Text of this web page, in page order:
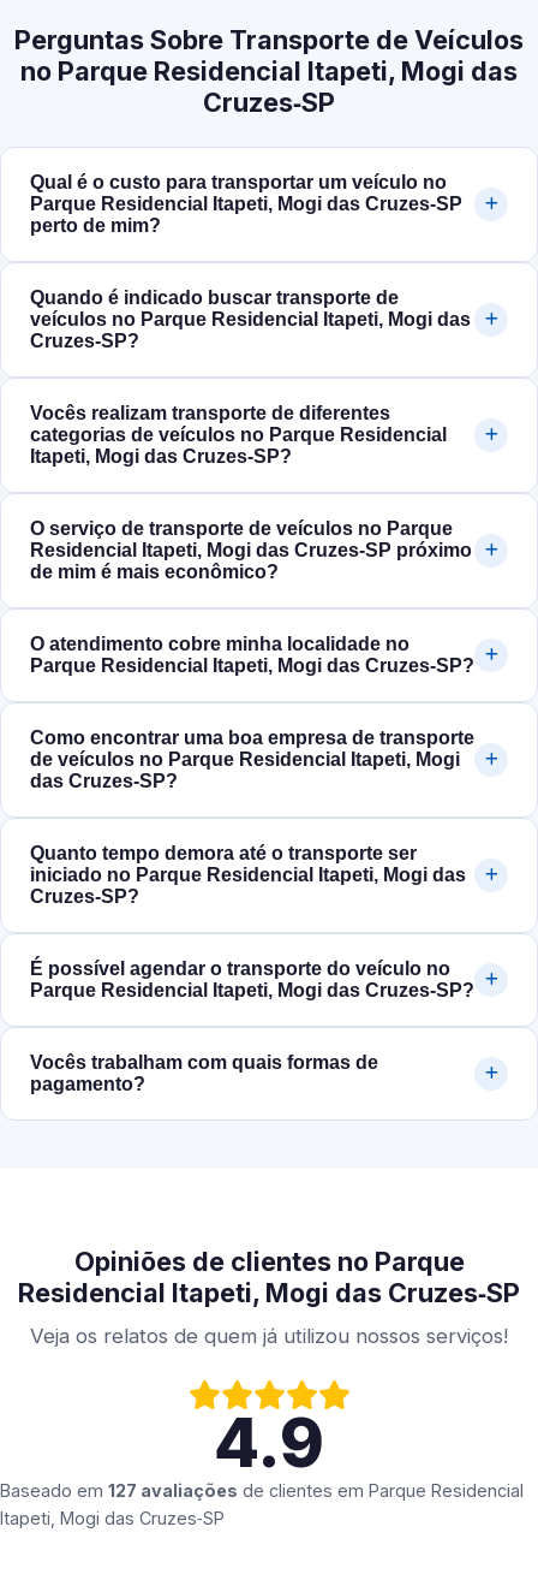
Perguntas Sobre Transporte de Veículos
no Parque Residencial Itapeti, Mogi das
Cruzes‑SP
Qual é o custo para transportar um veículo no
Parque Residencial Itapeti, Mogi das Cruzes‑SP
perto de mim?
Quando é indicado buscar transporte de
veículos no Parque Residencial Itapeti, Mogi das
Cruzes‑SP?
Vocês realizam transporte de diferentes
categorias de veículos no Parque Residencial
Itapeti, Mogi das Cruzes‑SP?
O serviço de transporte de veículos no Parque
Residencial Itapeti, Mogi das Cruzes‑SP próximo
de mim é mais econômico?
O atendimento cobre minha localidade no
Parque Residencial Itapeti, Mogi das Cruzes‑SP?
Como encontrar uma boa empresa de transporte
de veículos no Parque Residencial Itapeti, Mogi
das Cruzes‑SP?
Quanto tempo demora até o transporte ser
iniciado no Parque Residencial Itapeti, Mogi das
Cruzes‑SP?
É possível agendar o transporte do veículo no
Parque Residencial Itapeti, Mogi das Cruzes‑SP?
Vocês trabalham com quais formas de
pagamento?
Opiniões de clientes no Parque
Residencial Itapeti, Mogi das Cruzes‑SP
Veja os relatos de quem já utilizou nossos serviços!
4.9
Baseado em 127 avaliações de clientes em Parque Residencial
Itapeti, Mogi das Cruzes‑SP